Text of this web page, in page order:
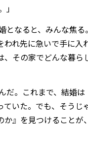
となると、みんな焦
われ先に急いで手に入
、その家でどんな暮ら
だ。これまで、結婚は
ていた。でも、そうじ
か』を見つけることが